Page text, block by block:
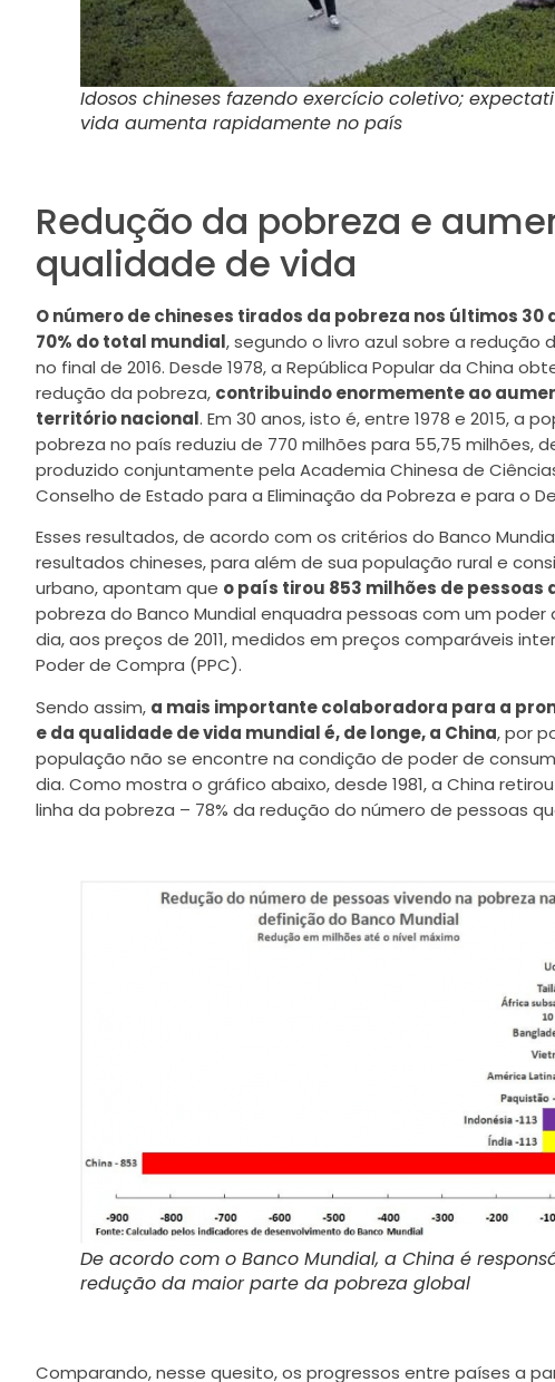
Idosos chineses fazendo exercício coletivo;
vida aumenta rapidamente no país
Redução da pobreza e
qualidade de vida
O número de chineses tirados da pobreza nos últimos 30
70% do total mundial, segundo o livro azul sobre a redução
no final de 2016. Desde 1978, a República Popular da China
redução da pobreza, contribuindo enormemente ao
território nacional. Em 30 anos, isto é, entre 1978 e 2015, a
pobreza no país reduziu de 770 milhões para 55,75 milhões,
produzido conjuntamente pela Academia Chinesa de
Conselho de Estado para a Eliminação da Pobreza e para o
Esses resultados, de acordo com os critérios do Banco
resultados chineses, para além de sua população rural e
urbano, apontam que o país tirou 853 milhões de pessoas
pobreza do Banco Mundial enquadra pessoas com um poder
dia, aos preços de 2011, medidos em preços comparáveis
Poder de Compra (PPC).
Sendo assim, a mais importante colaboradora para a
e da qualidade de vida mundial é, de longe, a China, por
população não se encontre na condição de poder de
dia. Como mostra o gráfico abaixo, desde 1981, a China
linha da pobreza – 78% da redução do número de pessoas
De acordo com o Banco Mundial, a China é
redução da maior parte da pobreza global
Comparando, nesse quesito, os progressos entre países a